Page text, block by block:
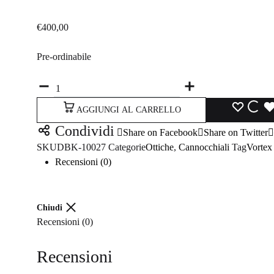
Altri accessori
€400,00
Pre-ordinabile
Quantità
AGGIUNGI AL CARRELLO LISTA
DEI
Condividi Share on Facebook Share on Twitter
SKUDBK-10027 CategorieOttiche, Cannocchiali TagVortex
Recensioni (0)
Chiudi
Recensioni (0)
Recensioni